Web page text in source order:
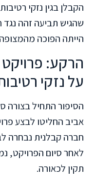
הקבלן בגין נזקי
שהגיש תביעה זהה
הייתה הפוכה
על נזקי
הסיפור התחיל בצורה
לאחר סיום הפרויקט,
תקין לכאורה.